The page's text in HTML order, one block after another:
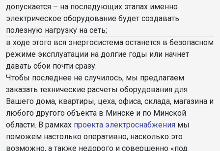
допускается – на последующих этапах именно
электрическое оборудование будет создавать
полезную нагрузку на сеть;
в ходе этого вся энергосистема останется в безопасном
режиме эксплуатации на долгие годы или начнет
давать сбои почти сразу.
Чтобы последнее не случилось, мы предлагаем
заказать технические расчеты оборудования для
Вашего дома, квартиры, цеха, офиса, склада, магазина и
любого другого объекта в Минске и по Минской
области. В рамках проекта электроснабжения мы
поможем настолько оперативно, насколько это
возможно, а также недорого и совершенно «под